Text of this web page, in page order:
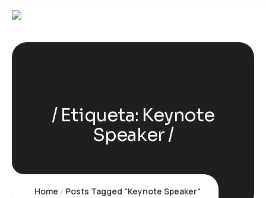
Etiqueta: Keynote
Speaker
Home Posts Tagged "Keynote Speaker"